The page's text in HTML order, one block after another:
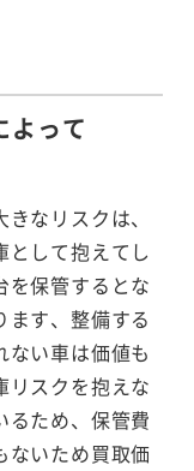
よって
なリスクは、
として抱えてし
を保管するとな
ます、整備する
い車は価値も
リスクを抱えな
るため、保管費
ないため買取価